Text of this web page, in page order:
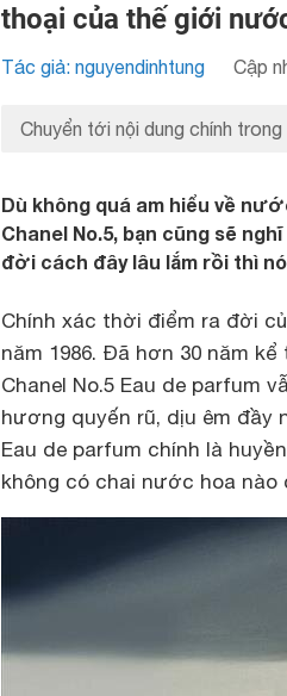
thoại của thế giới
Tác giả: nguyendinhtung Cập
Chuyển tới nội dung chính trong
Dù không quá am hiểu về
Chanel No.5, bạn cũng sẽ
đời cách đây lâu lắm rồi thì
Chính xác thời điểm ra đời
năm 1986. Đã hơn 30 năm
Chanel No.5 Eau de parfum
hương quyến rũ, dịu êm đầy
Eau de parfum chính là
không có chai nước hoa nào